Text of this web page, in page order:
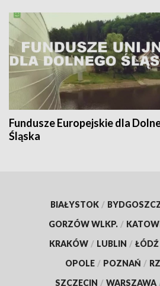
Fundusze Europejskie dla
Śląska
BIAŁYSTOK /
GORZÓW WLKP. /
KRAKÓW / LUBLIN / ŁÓDŹ
OPOLE / POZNAŃ /
SZCZECIN / WARSZAWA